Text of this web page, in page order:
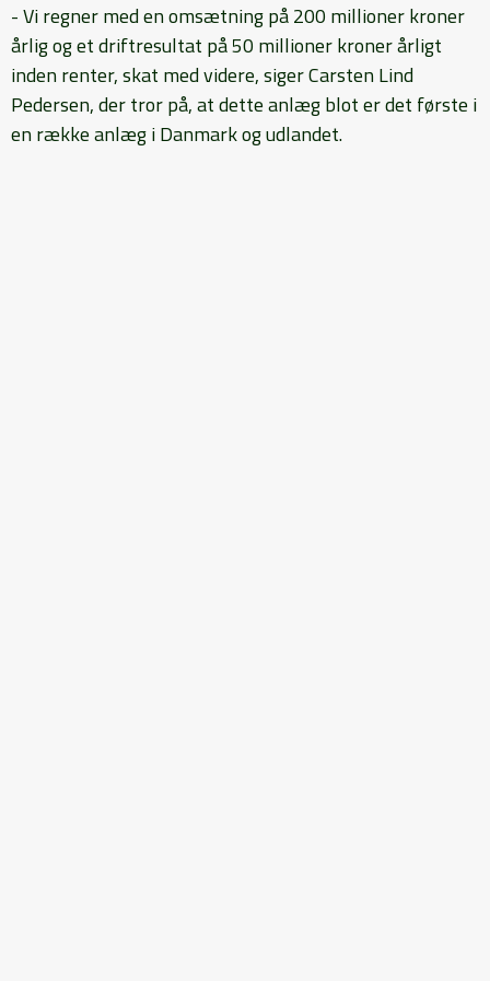
- Vi regner med en omsætning på 200 millioner kroner
årlig og et driftresultat på 50 millioner kroner årligt
inden renter, skat med videre, siger Carsten Lind
Pedersen, der tror på, at dette anlæg blot er det første i
en række anlæg i Danmark og udlandet.